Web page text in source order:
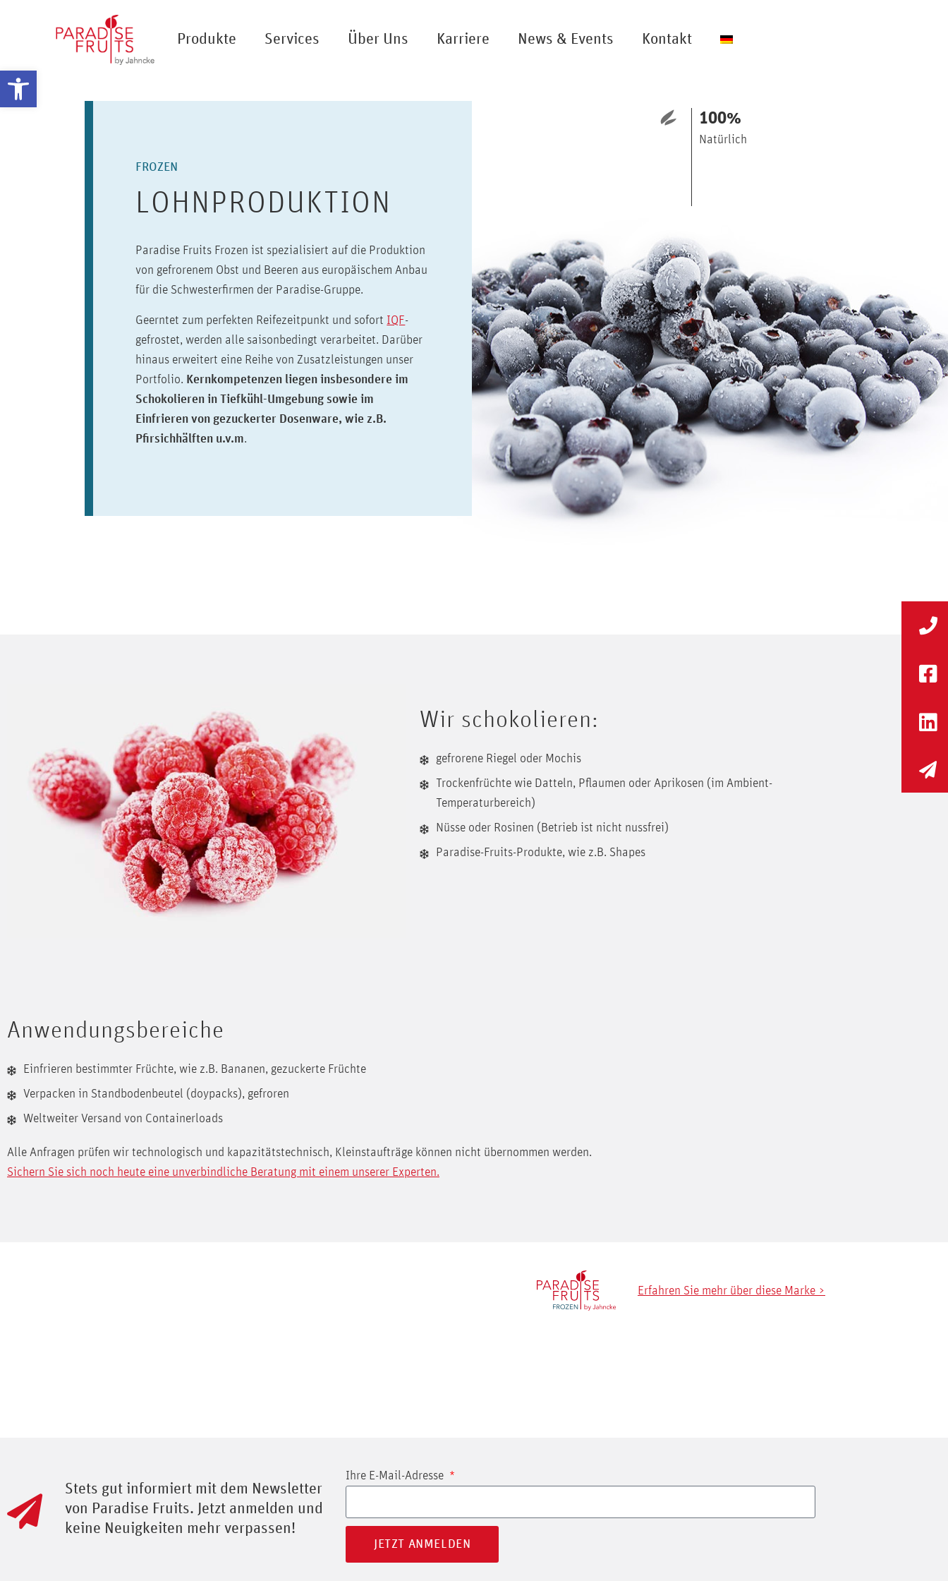
Werkzeugleiste öffnen
Produkte Services Über Uns Karriere News & Events Kontakt
FROZEN
LOHNPRODUKTION
Paradise Fruits Frozen ist spezialisiert auf die Produktion
von gefrorenem Obst und Beeren aus europäischem Anbau
für die Schwesterfirmen der Paradise-Gruppe.
Geerntet zum perfekten Reifezeitpunkt und sofort IQF-
gefrostet, werden alle saisonbedingt verarbeitet. Darüber
hinaus erweitert eine Reihe von Zusatzleistungen unser
Portfolio. Kernkompetenzen liegen insbesondere im
Schokolieren in Tiefkühl-Umgebung sowie im
Einfrieren von gezuckerter Dosenware, wie z.B.
Pfirsichhälften u.v.m.
Natürlich
100%
Wir schokolieren:
gefrorene Riegel oder Mochis
Trockenfrüchte wie Datteln, Pflaumen oder Aprikosen (im Ambient-
Temperaturbereich)
Nüsse oder Rosinen (Betrieb ist nicht nussfrei)
Paradise-Fruits-Produkte, wie z.B. Shapes
Anwendungsbereiche
Einfrieren bestimmter Früchte, wie z.B. Bananen, gezuckerte Früchte
Verpacken in Standbodenbeutel (doypacks), gefroren
Weltweiter Versand von Containerloads
Alle Anfragen prüfen wir technologisch und kapazitätstechnisch, Kleinstaufträge können nicht übernommen werden.
Sichern Sie sich noch heute eine unverbindliche Beratung mit einem unserer Experten.
Erfahren Sie mehr über diese Marke >
Stets gut informiert mit dem Newsletter
von Paradise Fruits. Jetzt anmelden und
keine Neuigkeiten mehr verpassen!
Ihre E-Mail-Adresse
JETZT ANMELDEN